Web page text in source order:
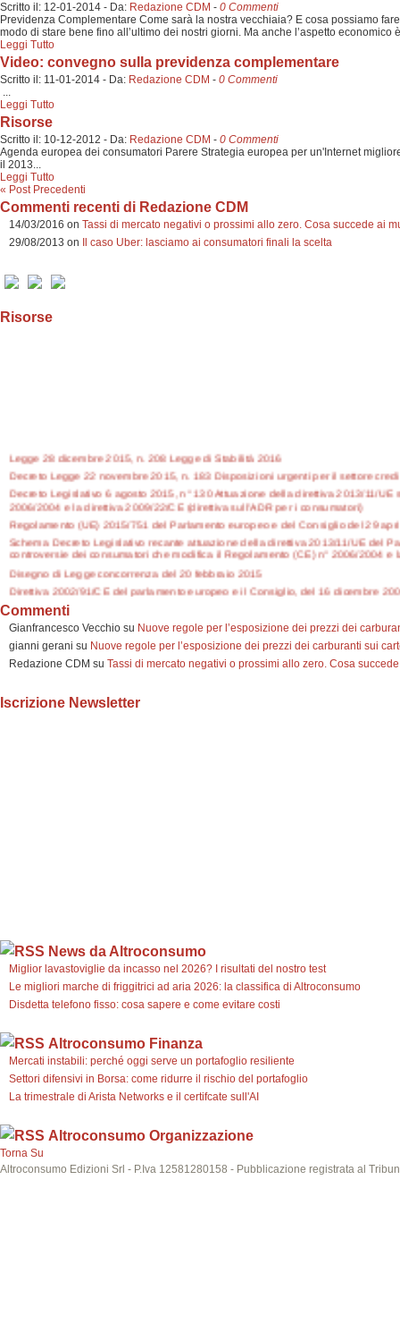
Scritto il: 12-01-2014 - Da: Redazione CDM - 0 Commenti
Previdenza Complementare Come sarà la nostra vecchiaia? E cosa possiamo
modo di stare bene fino all’ultimo dei nostri giorni. Ma anche l’aspetto
Leggi Tutto
Video: convegno sulla previdenza complementare
Scritto il: 11-01-2014 - Da: Redazione CDM - 0 Commenti
...
Leggi Tutto
Risorse
Scritto il: 10-12-2012 - Da: Redazione CDM - 0 Commenti
Agenda europea dei consumatori Parere Strategia europea per un'Internet
il 2013...
Leggi Tutto
« Post Precedenti
Commenti recenti di Redazione CDM
14/03/2016 on Tassi di mercato negativi o prossimi allo zero. Cosa succede ai
29/08/2013 on
Il caso Uber: lasciamo ai consumatori finali la scelta
Risorse
Decreto Legge 22 novembre 2015, n. 183 Disposizioni urgenti per il settore
Decreto Legislativo 6 agosto 2015, n° 130 Attuazione della direttiva 2013/11/
2006/2004 e la direttiva 2009/22/CE (direttiva sull'ADR per i consumatori)
Regolamento (UE) 2015/751 del Parlamento europeo e del Consiglio del 29
Schema Decreto Legislativo recante attuazione della direttiva 2013/11/UE
controversie dei consumatori che modifica il Regolamento (CE) n° 2006/2004
Direttiva 2002/91/CE del parlamento europeo e il Consiglio, del 16 dicembre
Direttiva 2014/17/UE del Parlamento europeo e del Consiglio del 4 febbraio
modifica delle direttive 2008/48/CE e 2013/36/UE e del regolamento (UE) n.
Legge 10/11/2014, n° 162 "Conversione in legge, con modificazioni, del
la definizione dell'arretrato in materia di processo civile"
Decreto legge n° 132 del 12/09/2014 "Misure urgenti di
Commenti
Gianfrancesco Vecchio su Nuove regole per l’esposizione dei prezzi dei
gianni gerani su Nuove regole per l’esposizione dei prezzi dei carburanti sui
Redazione CDM su Tassi di mercato negativi o prossimi allo zero. Cosa
Iscrizione Newsletter
News da Altroconsumo
Miglior lavastoviglie da incasso nel 2026? I risultati del nostro test
Le migliori marche di friggitrici ad aria 2026: la classifica di Altroconsumo
Disdetta telefono fisso: cosa sapere e come evitare costi
Altroconsumo Finanza
Mercati instabili: perché oggi serve un portafoglio resiliente
Settori difensivi in Borsa: come ridurre il rischio del portafoglio
La trimestrale di Arista Networks e il certifcate sull'AI
Altroconsumo Organizzazione
Torna Su
Altroconsumo Edizioni Srl - P.Iva 12581280158 - Pubblicazione registrata al